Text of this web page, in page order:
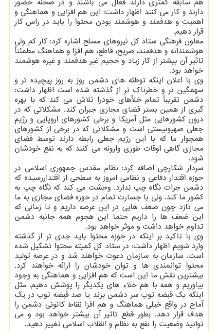
هم سابقه کمتری دارند فعال می باشند و در صحنه حضور
دارند و کار می کنند اظهار داشت: این هم افزایی و هماهنگی و
اهمیت و هدفمند و هوشمند بودن محتوا را باید در راس کار
قرار دهیم.
معاون فرهنگی ستاد کل نیروهای مسلح اشاره کرد: کار کم ولی
هوشمندانه و هدفمند، صریح، قاطع، هم افزا و هماهنگ مطمئناً
تاثیر آن بیشتر از کار زیاد و حجیم غیر هدفمند و غیره هوشمند
خواهد بود.
وی با اعلان اینکه توطئه های دشمن روز به روز پیچیده تر و
سهمگین تر و خطرناک تر از گذشته شده است اظهار داشت:
دشمن تقریباً تمام خلأهای خودرا تلاش می کند که با بهره
گیری از همین بستر فضای مجازی جبران کند. مشکلاتی که در
درون کشورهایی مثل آمریکا و برخی کشورهای اروپایی و رژیم
جعلی صهیونیستی است و مشکلاتی که در برخی از کشورهای
همجوار ما که با این رژیم جعلی رابطه دارند توسط فضای
مجازی گاهی اوقات طوری وارونه می کنند که به نفع خودشان
شود.
سردار شکارچی اضافه کرد: نظام مقدس جمهوری اسلامی در
حوزه اقتدار دفاعی و نظامی امروز به سطحی از اقتداررسیده که
دشمن جرات نگاه چپ ندارد. وحشت می کند که نگاه چپ به
کشور ما کند. ولی با جسارت تمام در حوزه فضای مجازی به ما
می تازد چون ضعف هایی در این عرصه داریم و تا زمانی که
این ضعف ها را داریم حتما این هجوم همه جانبه دشمن
تداوم خواهد داشت و موثر خواهد بود.
وی با تاکید بر اینکه در حوزه محتوا باید جدی تر از گذشته
وارد شویم اظهار داشت: در ستاد کل کمیته محتوا تشکیل شده
است. سازمان به سازمان دعوت خواهند شد و در عرصه تولید
محتوا توانمندی ها و توان خودشان را ارائه خواهند کرد.
بیشترین نقش ما این است که هم افزایی و هماهنگی به وجود
بیاوریم و همه با هم خلاء های یکدیگر را پوشش دهیم. مثل
اینکه یک قبضه توپ سر دشمن بزند یا صد قبضه توپ در یک
آماج در واقع خیلی هماهنگ و هم افزا نقاط کانونی دشمن را
هدف قرار دهد. بطور قطع تاثیر آن بیشتر خواهد بود و می
توانید وضعیت را نفع به نظام و انقلاب اسلامی تغییر دهید.